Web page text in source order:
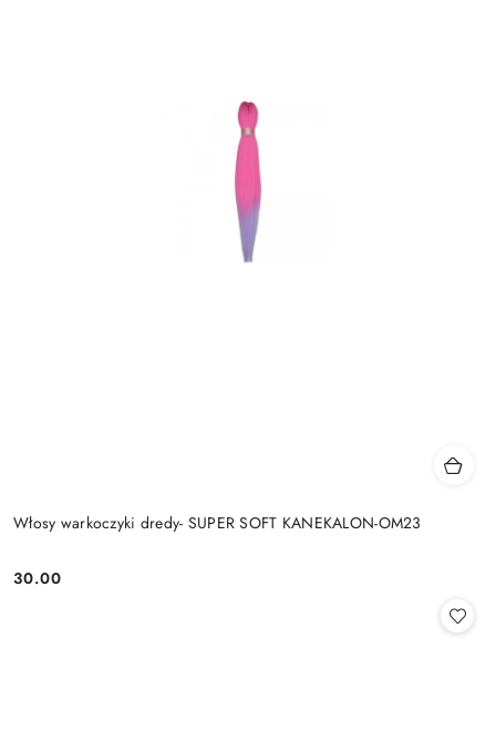
Włosy warkoczyki dredy- SUPER SOFT KANEKALON-OM23
Cena:
30.00